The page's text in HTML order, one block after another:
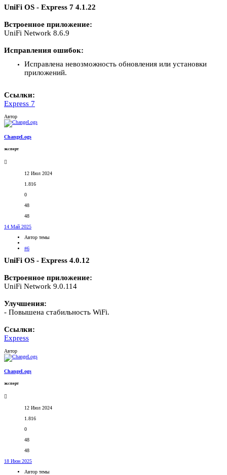
UniFi OS - Express 7 4.1.22
Встроенное приложение:
UniFi Network 8.6.9
Исправления ошибок:
Исправлена невозможность обновления или установки
приложений.
Ссылки:
Express 7
Автор
ChangeLogs
эксперт
12 Июл 2024
1.816
0
48
48
14 Май 2025
Автор темы
#6
UniFi OS - Express 4.0.12
Встроенное приложение:
UniFi Network 9.0.114
Улучшения:
- Повышена стабильность WiFi.
Ссылки:
Express
Автор
ChangeLogs
эксперт
12 Июл 2024
1.816
0
48
48
18 Июн 2025
Автор темы